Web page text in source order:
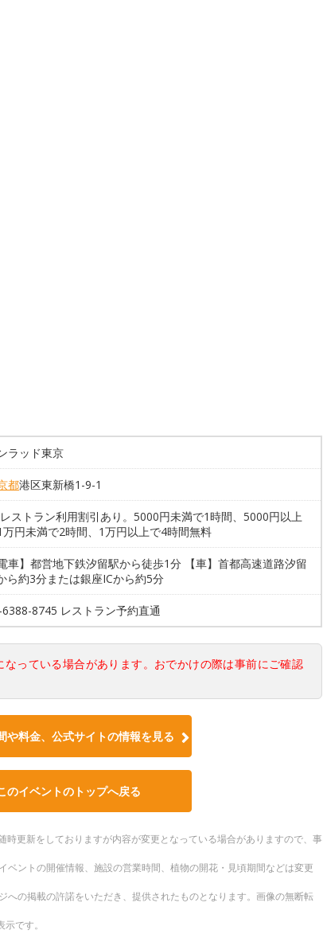
ラッド東京
都港区東新橋1-9-1
ストラン利用割引あり。5000円未満で1時間、5000円以上
万円未満で2時間、1万円以上で4時間無料
電車】都営地下鉄汐留駅から徒歩1分 【車】首都高速道路汐留
ら約3分または銀座ICから約5分
8745 レストラン予約直通
っている場合があります。おでかけの際は事前にご確認
や料金、公式サイトの情報を見る
のイベントのトップへ戻る
更新をしておりますが内容が変更となっている場合がありますので、事
ントの開催情報、施設の営業時間、植物の開花・見頃期間などは変更
の掲載の許諾をいただき、提供されたものとなります。画像の無断転
です。